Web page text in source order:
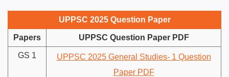
UPPSC 2025 Question Paper
Papers UPPSC Question Paper PDF
GS 1
UPPSC 2025 General Studies- 1 Question
Paper PDF